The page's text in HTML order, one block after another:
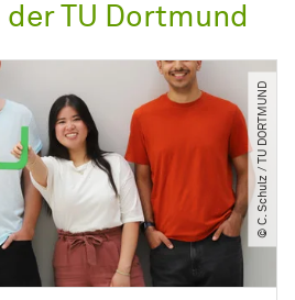
TU Dortmund
© C. Schulz ​/​ TU DORTMUND